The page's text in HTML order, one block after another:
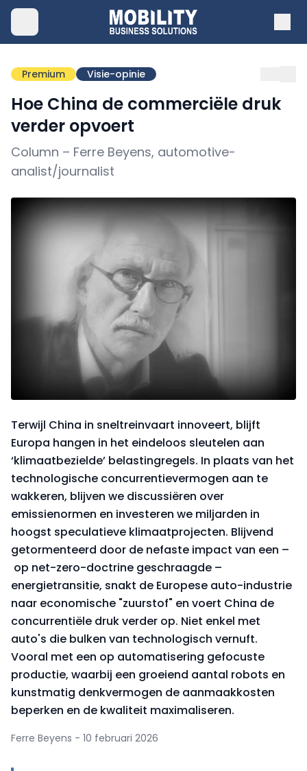
Premium Visie-opinie
Hoe China de commerciële druk
verder opvoert
Column – Ferre Beyens, automotive-
analist/journalist
Terwijl China in sneltreinvaart innoveert, blijft
Europa hangen in het eindeloos sleutelen aan
‘klimaatbezielde’ belastingregels. In plaats van het
technologische concurrentievermogen aan te
wakkeren, blijven we discussiëren over
emissienormen en investeren we miljarden in
hoogst speculatieve klimaatprojecten. Blijvend
getormenteerd door de nefaste impact van een –
op net-zero-doctrine geschraagde –
energietransitie, snakt de Europese auto-industrie
naar economische "zuurstof" en voert China de
concurrentiële druk verder op. Niet enkel met
auto's die bulken van technologisch vernuft.
Vooral met een op automatisering gefocuste
productie, waarbij een groeiend aantal robots en
kunstmatig denkvermogen de aanmaakkosten
beperken en de kwaliteit maximaliseren.
Ferre Beyens - 10 februari 2026